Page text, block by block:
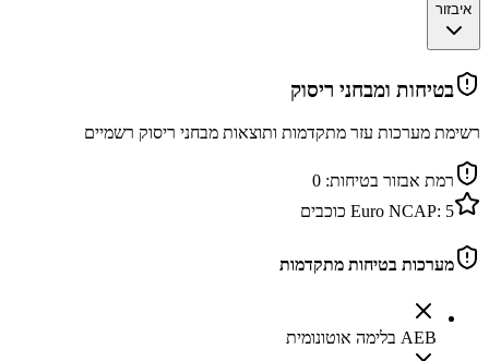
איבזור
בטיחות ומבחני ריסוק
רשימת מערכות עזר מתקדמות ותוצאות מבחני ריסוק רשמיים
רמת אבזור בטיחות: 0
Euro NCAP: 5 כוכבים
מערכות בטיחות מתקדמות
AEB בלימה אוטונומית